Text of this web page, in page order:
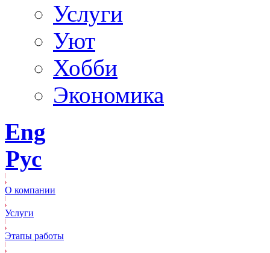
Услуги
Уют
Хобби
Экономика
Eng
Рус
О компании
Услуги
Этапы работы